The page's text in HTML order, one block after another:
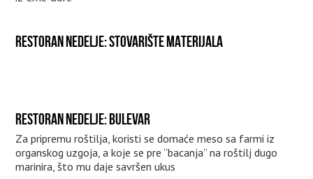
RESTORAN NEDELJE: STOVARIŠTE MATERIJALA
RESTORAN NEDELJE: BULEVAR
Za pripremu roštilja, koristi se domaće meso sa farmi iz
organskog uzgoja, a koje se pre “bacanja” na roštilj dugo
marinira, što mu daje savršen ukus